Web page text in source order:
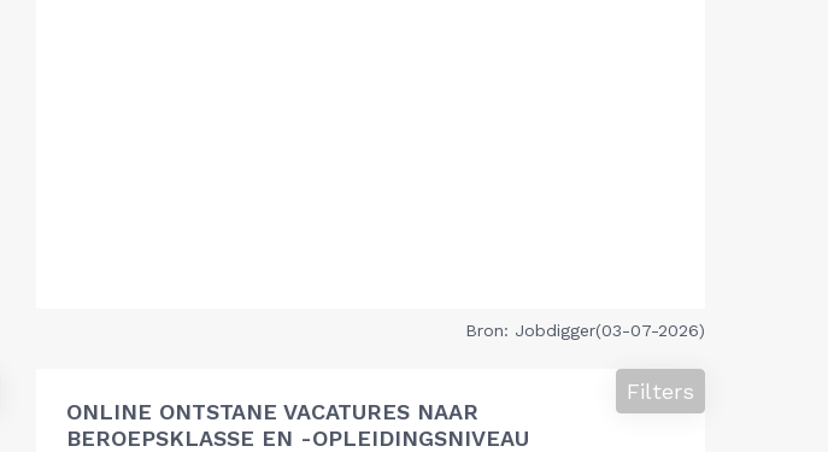
Bron: Jobdigger(03-07-2026)
ONLINE ONTSTANE VACATURES NAAR
BEROEPSKLASSE EN -OPLEIDINGSNIVEAU
Filters